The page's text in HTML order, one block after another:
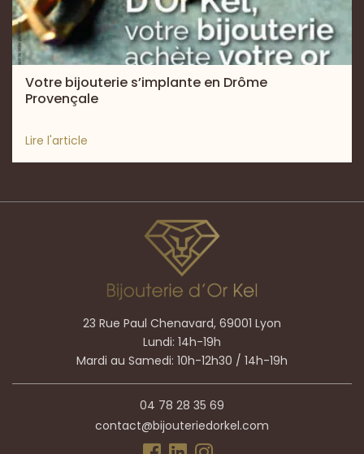
Votre bijouterie s’implante en Drôme
Provençale
Lire l'article
23 Rue Paul Chenavard, 69001 Lyon
Lundi: 14h-19h
Mardi au Samedi: 10h-12h30 / 14h-19h
04 78 28 35 69
contact@bijouteriedorkel.com